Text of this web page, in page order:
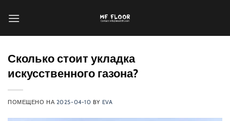
Сколько стоит укладка
искусственного газона?
ПОМЕЩЕНО НА 2025-04-10 BY EVA